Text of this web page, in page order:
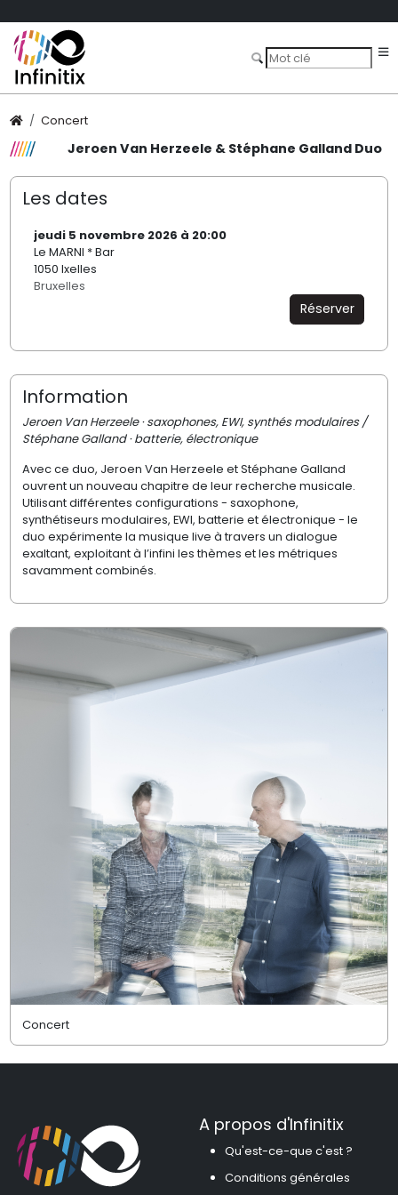
Concert
Jeroen Van Herzeele & Stéphane Galland Duo
Les dates
jeudi 5 novembre 2026 à 20:00
Le MARNI * Bar
1050 Ixelles
Bruxelles
Réserver
Information
Jeroen Van Herzeele · saxophones, EWI, synthés modulaires /
Stéphane Galland · batterie, électronique
Avec ce duo, Jeroen Van Herzeele et Stéphane Galland
ouvrent un nouveau chapitre de leur recherche musicale.
Utilisant différentes configurations - saxophone,
synthétiseurs modulaires, EWI, batterie et électronique - le
duo expérimente la musique live à travers un dialogue
exaltant, exploitant à l’infini les thèmes et les métriques
savamment combinés.
Concert
A propos d'Infinitix
Qu'est-ce-que c'est ?
Conditions générales